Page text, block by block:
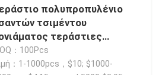
πολυπροπυλένιο
τσιμέντου
τεράστιες
1 τόνου που
：100Pcs
：1-1000pcs，$10; $1000-